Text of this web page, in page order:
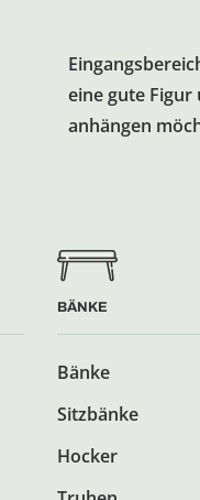
anhängen
BÄNKE
Bänke
Sitzbänke
Hocker